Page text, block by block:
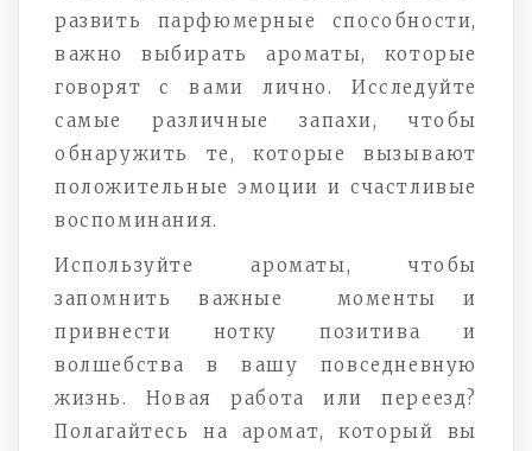
развить парфюмерные способности,
важно выбирать ароматы, которые
говорят с вами лично. Исследуйте
самые различные запахи, чтобы
обнаружить те, которые вызывают
положительные эмоции и счастливые
воспоминания.
Используйте ароматы, чтобы
запомнить важные моменты и
привнести нотку позитива и
волшебства в вашу повседневную
жизнь. Новая работа или переезд?
Полагайтесь на аромат, который вы